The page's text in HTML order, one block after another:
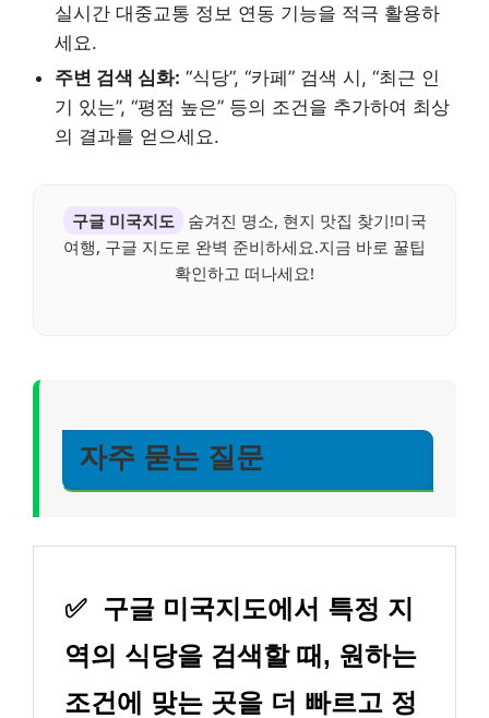
실시간 대중교통 정보 연동 기능을 적극 활용하
세요.
주변 검색 심화: “식당”, “카페” 검색 시, “최근 인
기 있는”, “평점 높은” 등의 조건을 추가하여 최상
의 결과를 얻으세요.
구글 미국지도
숨겨진 명소, 현지 맛집 찾기!미국
여행, 구글 지도로 완벽 준비하세요.지금 바로 꿀팁
확인하고 떠나세요!
자주 묻는 질문
✅
구글 미국지도에서 특정 지
역의 식당을 검색할 때, 원하는
조건에 맞는 곳을 더 빠르고 정